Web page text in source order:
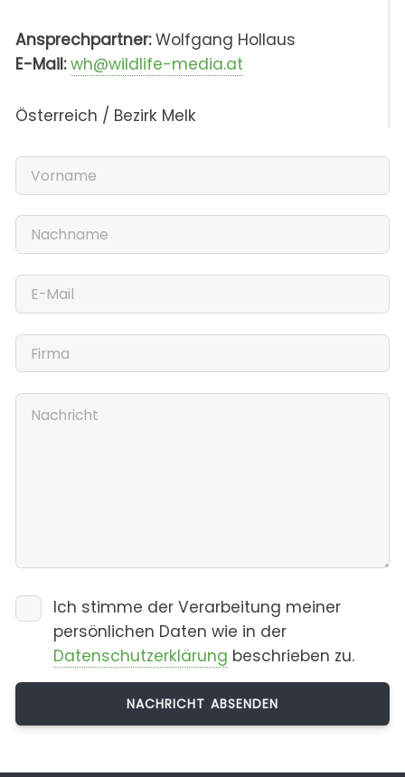
Ansprechpartner:Wolfgang Hollaus
E-Mail: wh@wildlife-media.at
Österreich / Bezirk Melk
Ich stimme der Verarbeitung meiner
persönlichen Daten wie in der
Datenschutzerklärung beschrieben zu.